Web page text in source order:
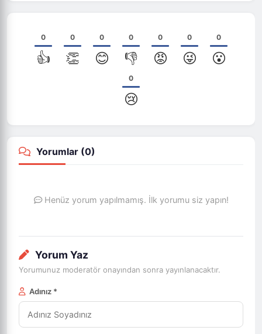
0
👍
0
👏
0
😊
0
👎
0
😡
0
😜
0
😮
0
😢
Yorumlar (0)
Henüz yorum yapılmamış. İlk yorumu siz yapın!
Yorum Yaz
Yorumunuz moderatör onayından sonra yayınlanacaktır.
Adınız *